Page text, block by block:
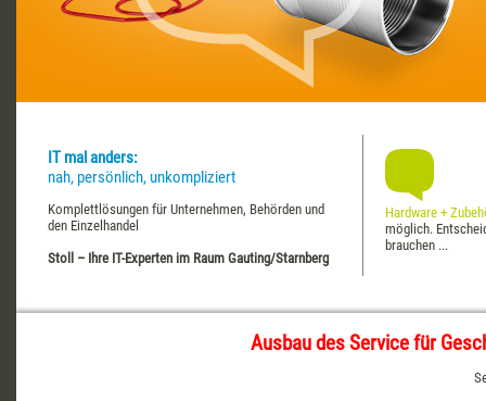
IT mal anders:
nah, persönlich, unkompliziert
Komplettlösungen für Unternehmen, Behörden und
den Einzelhandel
Stoll – Ihre IT-Experten im Raum Gauting/Starnberg
Hardware +
möglich.
brauchen ...
Ausbau des Service für